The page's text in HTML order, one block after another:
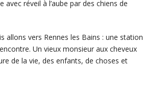
réveil à l’aube par des chiens de
allons vers Rennes les Bains : une station
Un vieux monsieur aux cheveux
de la vie, des enfants, de choses et